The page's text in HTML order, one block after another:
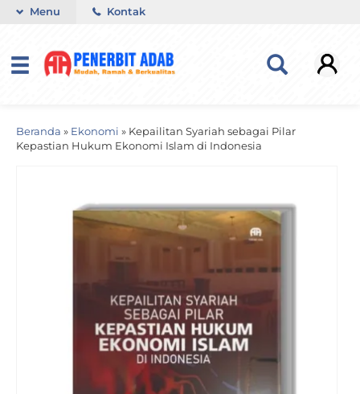
Menu Kontak
Beranda » Ekonomi » Kepailitan Syariah sebagai Pilar
Kepastian Hukum Ekonomi Islam di Indonesia